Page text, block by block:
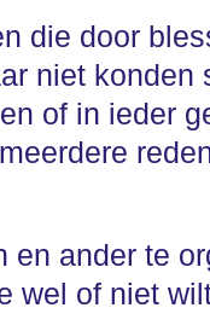
die door
niet konden
of in ieder
en ander te
wel of niet